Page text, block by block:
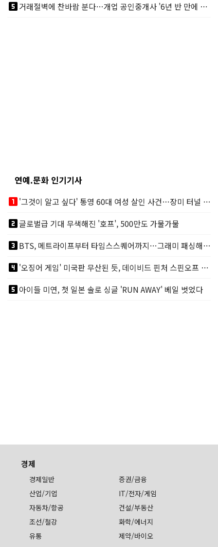
looks_5
거래절벽에 찬바람 분다…개업 공인중개사 '6년 반 만에 최저'
연예.문화 인기기사
looks_one
'그것이 알고 싶다' 통영 60대 여성 살인 사건…장미 터널 아래 킬러, 누구냐 넌?
looks_two글로벌급 기대 무색해진 '호프', 500만도 가물가물
looks_3
BTS, 메트라이프부터 타임스스퀘어까지…그래미 패싱해도 미 대륙 꿀꺽
looks_4
'오징어 게임' 미국판 무산된 듯, 데이비드 핀처 스핀오프 철회
looks_5아이들 미연, 첫 일본 솔로 싱글 'RUN AWAY' 베일 벗었다
경제
경제일반
증권/금융
산업/기업
IT/전자/게임
자동차/항공
건설/부동산
조선/철강
화학/에너지
유통
제약/바이오